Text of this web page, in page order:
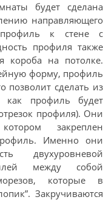
будет сделана
направляющего
профиль к стене с
профиля также
короба на потолке.
форму, профиль
позволит сделать из
профиль будет
профиля). Они
закреплен
Именно они
двухуровневой
между собой
которые в
Закручиваются